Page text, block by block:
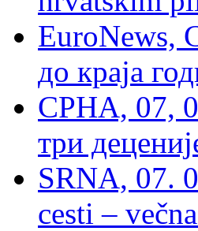
EuroNews,
до краја
СРНА, 07,
три
SRNA, 07.
cesti –